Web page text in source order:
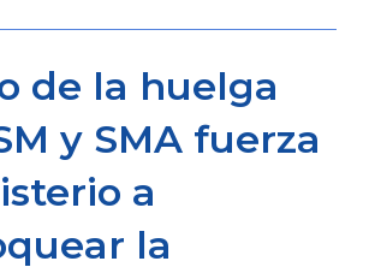
de la huelga
y SMA fuerza
a
la